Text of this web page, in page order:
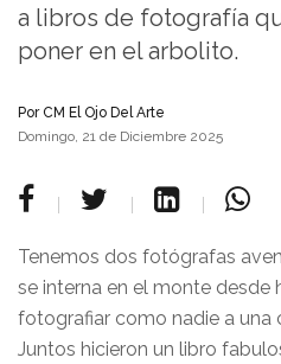
a libros de fotografía
poner en el arbolito.
PorCM El Ojo Del Arte
Domingo, 21 de Diciembre 2025
Tenemos dos fotógrafas
se interna en el monte desde
fotografiar como nadie a una
Juntos hicieron un libro